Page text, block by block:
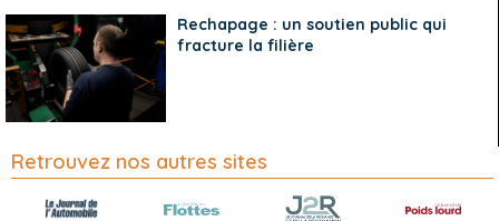
Rechapage : un soutien public qui
fracture la filière
Retrouvez nos autres sites